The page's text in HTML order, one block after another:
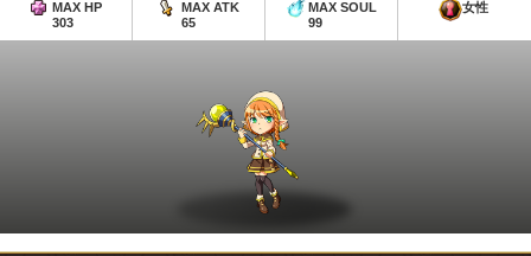
MAX HP
303
MAX ATK
65
MAX SOUL
99
女性